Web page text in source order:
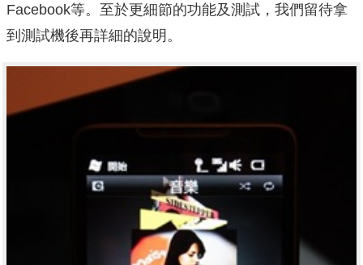
Facebook等。至於更細節的功能及測試，我們留待拿
到測試機後再詳細的說明。